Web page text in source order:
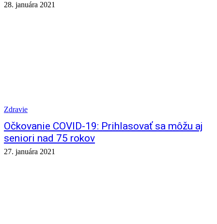
28. januára 2021
Zdravie
Očkovanie COVID-19: Prihlasovať sa môžu aj
seniori nad 75 rokov
27. januára 2021